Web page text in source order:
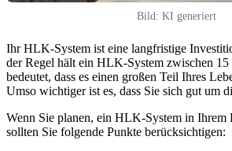
Bild: KI generiert
Ihr HLK-System ist eine langfristige
der Regel hält ein HLK-System zwischen 15
bedeutet, dass es einen großen Teil Ihres
Umso wichtiger ist es, dass Sie sich gut um
Wenn Sie planen, ein HLK-System in Ihrem
sollten Sie folgende Punkte berücksichtigen: